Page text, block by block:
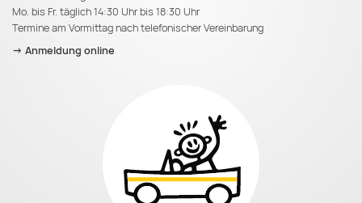
Mo. bis Fr. täglich 14:30 Uhr bis 18:30 Uhr
Termine am Vormittag nach telefonischer Vereinbarung
-> Anmeldung online